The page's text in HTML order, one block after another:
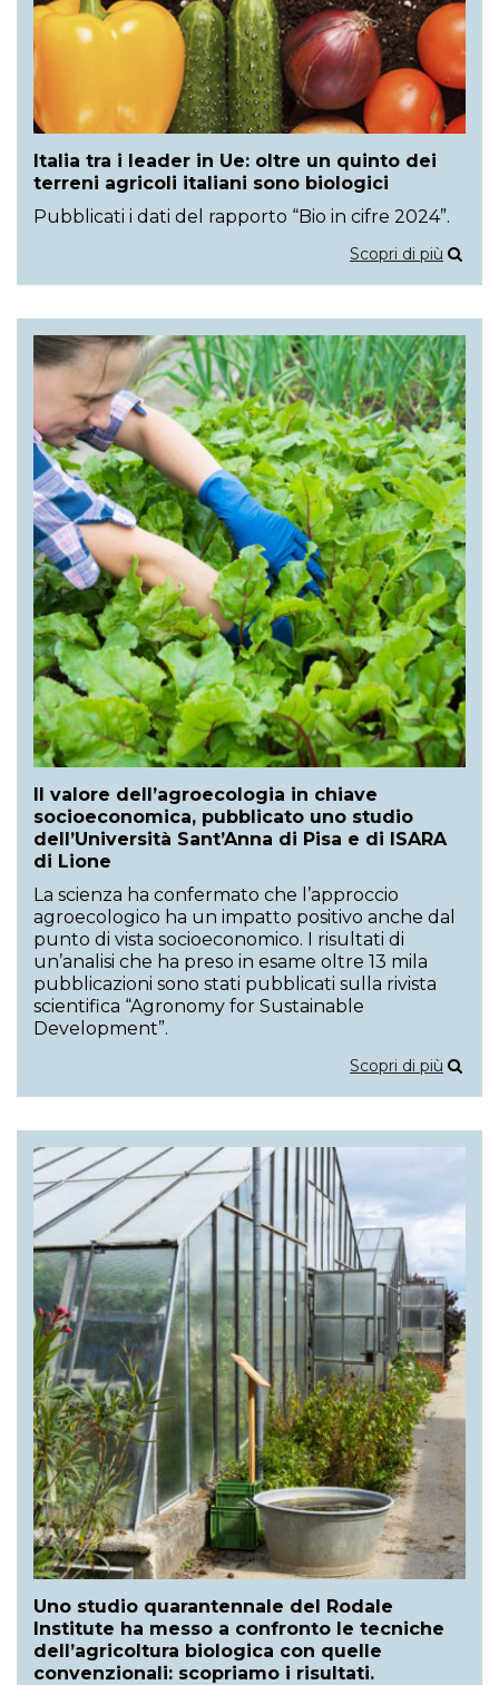
Italia tra i leader in Ue: oltre un quinto dei
terreni agricoli italiani sono biologici
Pubblicati i dati del rapporto “Bio in cifre 2024”.
Scopri di più
Il valore dell’agroecologia in chiave
socioeconomica, pubblicato uno studio
dell’Università Sant’Anna di Pisa e di ISARA
di Lione
La scienza ha confermato che l’approccio
agroecologico ha un impatto positivo anche dal
punto di vista socioeconomico. I risultati di
un’analisi che ha preso in esame oltre 13 mila
pubblicazioni sono stati pubblicati sulla rivista
scientifica “Agronomy for Sustainable
Development”.
Scopri di più
Uno studio quarantennale del Rodale
Institute ha messo a confronto le tecniche
dell’agricoltura biologica con quelle
convenzionali: scopriamo i risultati.